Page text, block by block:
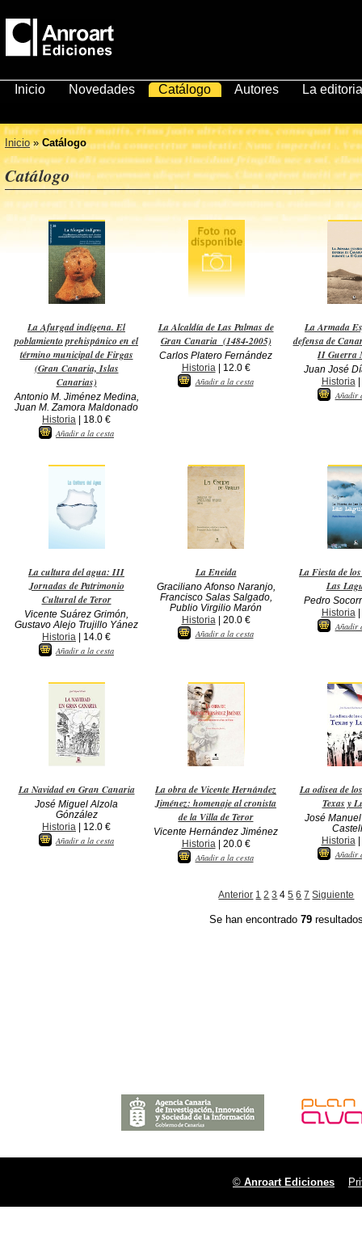
Inicio Novedades Catálogo Autores La
Inicio»Catálogo
Catálogo
La Afurgad indígena. El
poblamiento prehispánico en el
término municipal de Firgas
(Gran Canaria, Islas
Canarias)
Antonio M. Jiménez Medina,
Juan M. Zamora Maldonado
Historia | 18.0 €
Añadir a la cesta
La Alcaldía de Las Palmas de
Gran Canaria (1484-2005)
Carlos Platero Fernández
Historia | 12.0 €
Añadir a la cesta
La Armada
defensa de
II Guerra
Juan José
Historia
Añadir
La cultura del agua: III
Jornadas de Patrimonio
Cultural de Teror
Vicente Suárez Grimón,
Gustavo Alejo Trujillo Yánez
Historia | 14.0 €
Añadir a la cesta
La Eneida
Graciliano Afonso Naranjo,
Francisco Salas Salgado,
Publio Virgilio Marón
Historia | 20.0 €
Añadir a la cesta
La Fiesta de
Las
Pedro
Historia
Añadir
La Navidad en Gran Canaria
José Miguel Alzola
Gónzález
Historia | 12.0 €
Añadir a la cesta
La obra de Vicente Hernández
Jiménez: homenaje al cronista
de la Villa de Teror
Vicente Hernández Jiménez
Historia | 20.0 €
Añadir a la cesta
La odisea de
Texas y
José
Historia
Añadir
Anterior 1 2 3 4 5 6 7 Siguiente
Se han encontrado 79
© Anroart Ediciones